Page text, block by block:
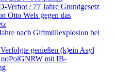
Verbot / 77 Jahre Grundgesetz
Otto Wels gegen das
nach Giftmüllexplosion bei
genießen (k)ein Asyl
mit IB-